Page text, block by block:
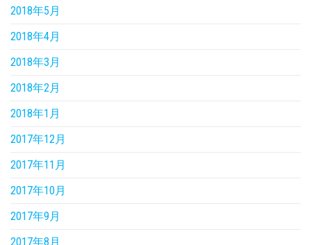
2018年5月
2018年4月
2018年3月
2018年2月
2018年1月
2017年12月
2017年11月
2017年10月
2017年9月
2017年8月